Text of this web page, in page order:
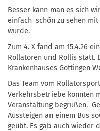
Besser kann man es sich
einfach schön zu sehen
wurde.
Zum 4. X fand am 15.4.26
Rollatoren und Rollis statt.
Krankenhauses Göttingen
Das Team vom
Verkehrsbetriebe konnten
Veranstaltung begrüßen.
Aussteigen an einem Bus
geübt. Es gab auch wieder